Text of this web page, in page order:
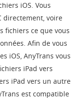
iOS. Vous
directement, voire
fichiers ce que vous
Afin de vous
iOS, AnyTrans vous
iPad vers
iPad vers un autre
est compatible